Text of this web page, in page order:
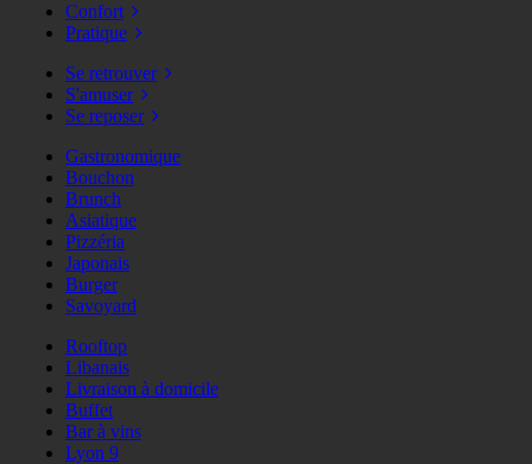
Confort
Pratique
Se retrouver
S'amuser
Se reposer
Gastronomique
Bouchon
Brunch
Asiatique
Pizzéria
Japonais
Burger
Savoyard
Rooftop
Libanais
Livraison à domicile
Buffet
Bar à vins
Lyon 9